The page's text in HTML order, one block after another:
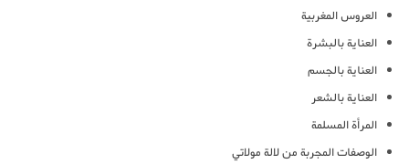
العروس المغربية
العناية بالبشرة
العناية بالجسم
العناية بالشعر
المرأة المسلمة
الوصفات المجربة من لالة مولاتي